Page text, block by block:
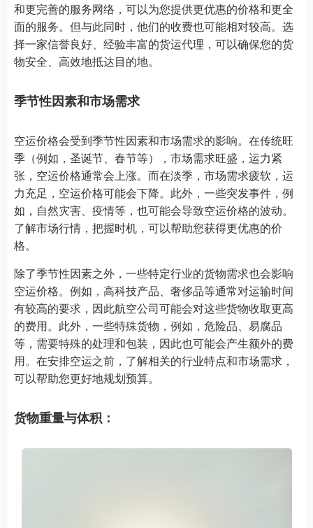
和更完善的服务网络，可以为您提供更优惠的价格和更全
面的服务。但与此同时，他们的收费也可能相对较高。选
择一家信誉良好、经验丰富的货运代理，可以确保您的货
物安全、高效地抵达目的地。
季节性因素和市场需求
空运价格会受到季节性因素和市场需求的影响。在传统旺
季（例如，圣诞节、春节等），市场需求旺盛，运力紧
张，空运价格通常会上涨。而在淡季，市场需求疲软，运
力充足，空运价格可能会下降。此外，一些突发事件，例
如，自然灾害、疫情等，也可能会导致空运价格的波动。
了解市场行情，把握时机，可以帮助您获得更优惠的价
格。
除了季节性因素之外，一些特定行业的货物需求也会影响
空运价格。例如，高科技产品、奢侈品等通常对运输时间
有较高的要求，因此航空公司可能会对这些货物收取更高
的费用。此外，一些特殊货物，例如，危险品、易腐品
等，需要特殊的处理和包装，因此也可能会产生额外的费
用。在安排空运之前，了解相关的行业特点和市场需求，
可以帮助您更好地规划预算。
货物重量与体积：